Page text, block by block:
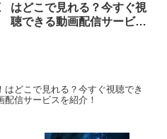
はどこで見れる？今すぐ視
聴できる動画配信サービス
はどこで見れる？今すぐ視聴でき
配信サービスを紹介！